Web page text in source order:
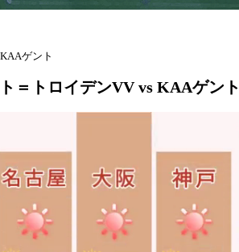
ゲント
＝トロイデンVV vs KAAゲント